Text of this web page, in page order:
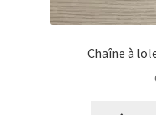
Chaîne à